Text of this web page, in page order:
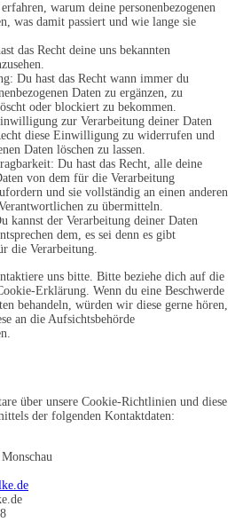
warum deine personenbezogenen
was damit passiert und wie lange sie
das Recht deine uns bekannten
Du hast das Recht wann immer du
Daten zu ergänzen, zu
oder blockiert zu bekommen.
zur Verarbeitung deiner Daten
diese Einwilligung zu widerrufen und
Daten löschen zu lassen.
Du hast das Recht, alle deine
von dem für die Verarbeitung
und sie vollständig an einen anderen
zu übermitteln.
kannst der Verarbeitung deiner Daten
dem, es sei denn es gibt
die Verarbeitung.
uns bitte. Bitte beziehe dich auf die
Erklärung. Wenn du eine Beschwerde
behandeln, würden wir diese gerne hören,
an die Aufsichtsbehörde
über unsere Cookie-Richtlinien und diese
der folgenden Kontaktdaten: